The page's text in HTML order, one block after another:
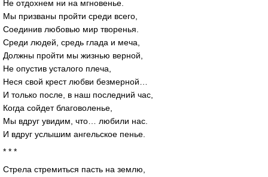
Не отдохнем ни на мгновенье.
Мы призваны пройти среди всего,
Соединив любовью мир творенья.
Среди людей, средь глада и меча,
Должны пройти мы жизнью верной,
Не опустив усталого плеча,
Неся свой крест любви безмерной…
И только после, в наш последний час,
Когда сойдет благоволенье,
Мы вдруг увидим, что… любили нас.
И вдруг услышим ангельское пенье.
* * *
Стрела стремиться пасть на землю,